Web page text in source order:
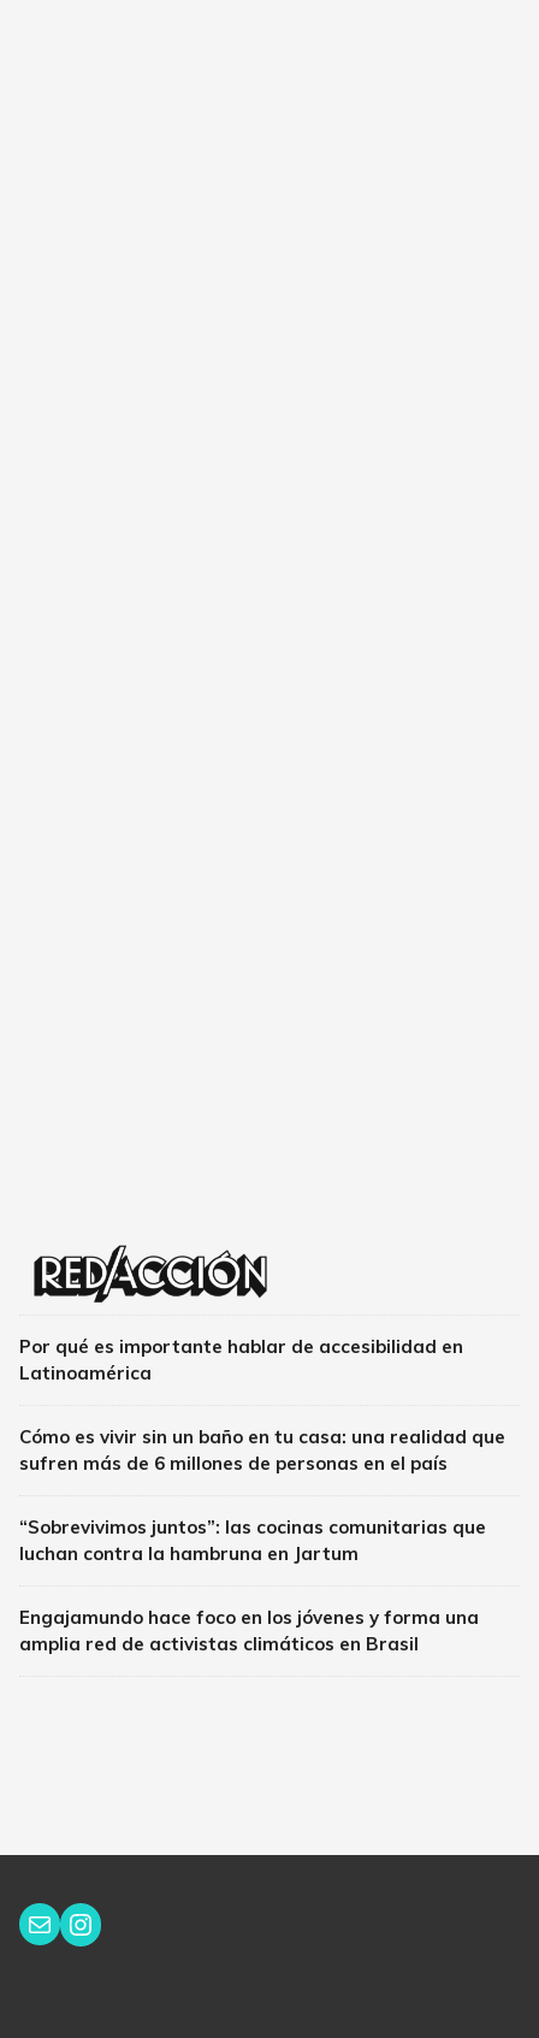
Por qué es importante hablar de accesibilidad en
Latinoamérica
Cómo es vivir sin un baño en tu casa: una realidad que
sufren más de 6 millones de personas en el país
“Sobrevivimos juntos”: las cocinas comunitarias que
luchan contra la hambruna en Jartum
Engajamundo hace foco en los jóvenes y forma una
amplia red de activistas climáticos en Brasil
Correo electrónico
Instagram